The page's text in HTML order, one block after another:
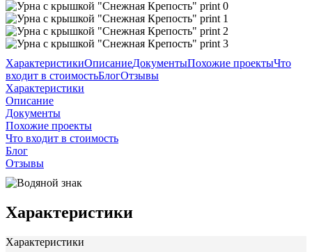
ХарактеристикиОписаниеДокументыПохожие проектыЧто
входит в стоимостьБлогОтзывы
Характеристики
Описание
Документы
Похожие проекты
Что входит в стоимость
Блог
Отзывы
Характеристики
Характеристики